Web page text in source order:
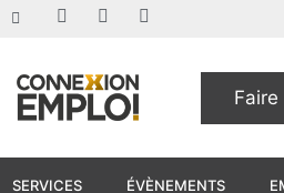
SERVICES ÉVÈNEMENTS